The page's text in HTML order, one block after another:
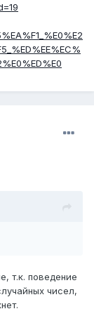
т.к. поведение
чисел,